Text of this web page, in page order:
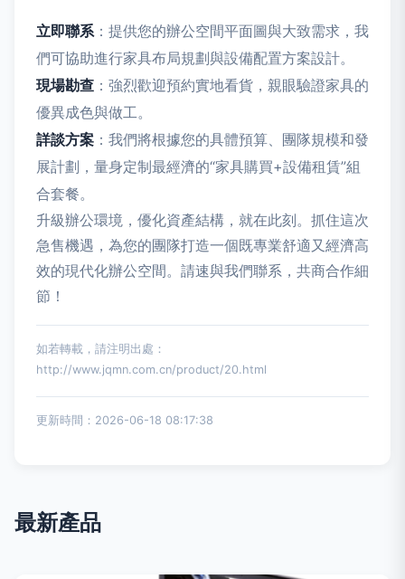
立即聯系：提供您的辦公空間平面圖與大致需求，我
們可協助進行家具布局規劃與設備配置方案設計。
現場勘查 ：強烈歡迎預約實地看貨，親眼驗證家具的
優異成色與做工。
詳談方案 ：我們將根據您的具體預算、團隊規模和發
展計劃，量身定制最經濟的“家具購買+設備租賃”組
合套餐。
升級辦公環境，優化資產結構，就在此刻。抓住這次
急售機遇，為您的團隊打造一個既專業舒適又經濟高
效的現代化辦公空間。請速與我們聯系，共商合作細
節！
如若轉載，請注明出處：
http://www.jqmn.com.cn/product/20.html
更新時間：2026-06-18 08:17:38
最新產品